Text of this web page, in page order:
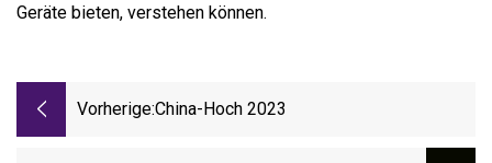
Geräte bieten, verstehen können.
Vorherige:China-Hoch 2023